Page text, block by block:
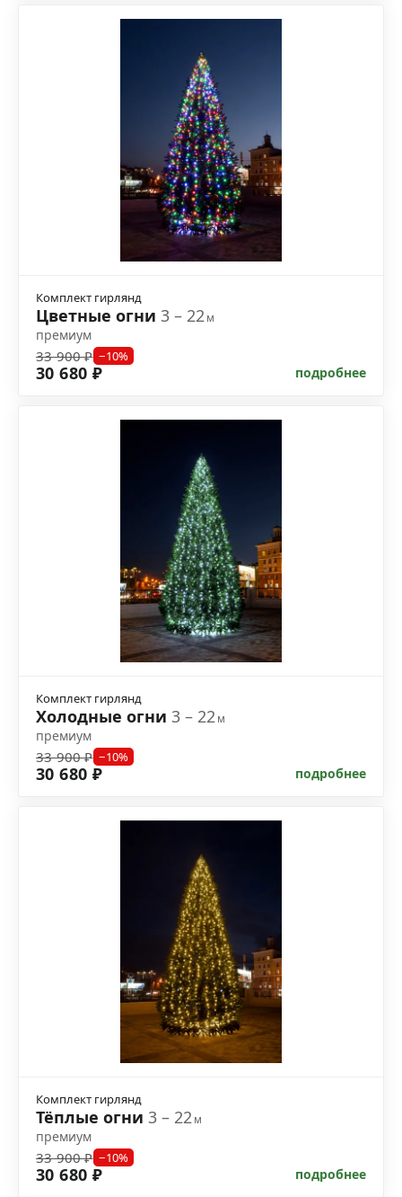
Комплект гирлянд
Цветные огни 3 – 22м
премиум
33 900 ₽ −10%
30 680 ₽ подробнее
Комплект гирлянд
Холодные огни 3 – 22м
премиум
33 900 ₽ −10%
30 680 ₽ подробнее
Комплект гирлянд
Тёплые огни 3 – 22м
премиум
33 900 ₽ −10%
30 680 ₽ подробнее